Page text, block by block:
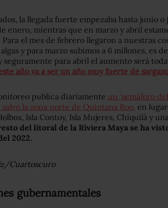
la llegada fuerte empezaba hasta junio
enero, mientras que en marzo y abril
Para el mes de febrero llegaron a nuestras
y para marzo subimos a 6 millones, es
para abril el aumento será
año va a ser un año muy fuerte de
publica diariamente un ‘semáforo
la zona norte de Quintana Roo, en
Isla Contoy, Isla Mujeres, Chiquilá y
del litoral de la Riviera Maya se ha
2022.
Cuartoscuro
gubernamentales